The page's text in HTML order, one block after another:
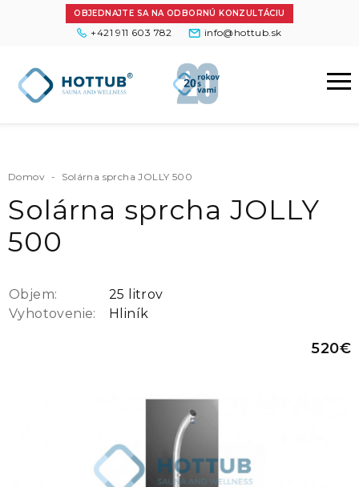
OBJEDNAJTE SA NA ODBORNÚ KONZULTÁCIU
+421 911 603 782 info@hottub.sk
Domov - Solárna sprcha JOLLY 500
Solárna sprcha JOLLY
500
Objem:
25 litrov
Vyhotovenie:
Hliník
520€